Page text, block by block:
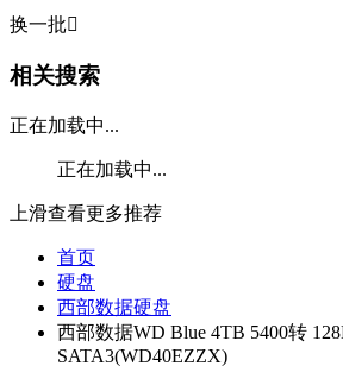
换一批
相关搜索
正在加载中...
正在加载中...
上滑查看更多推荐
首页
硬盘
西部数据硬盘
西部数据WD Blue 4TB 5400转
SATA3(WD40EZZX)